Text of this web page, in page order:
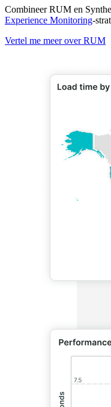
Combineer RUM en
Experience Monitoring-
Vertel me meer over RUM